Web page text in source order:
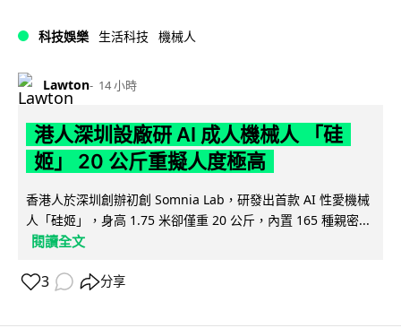
科技娛樂 生活科技 機械人
Lawton 14 小時
港人深圳設廠研 AI 成人機械人 「硅
姬」 20 公斤重擬人度極高
香港人於深圳創辦初創 Somnia Lab，研發出首款 AI 性愛機械
人「硅姬」，身高 1.75 米卻僅重 20 公斤，內置 165 種親密...
閱讀全文
3 分享